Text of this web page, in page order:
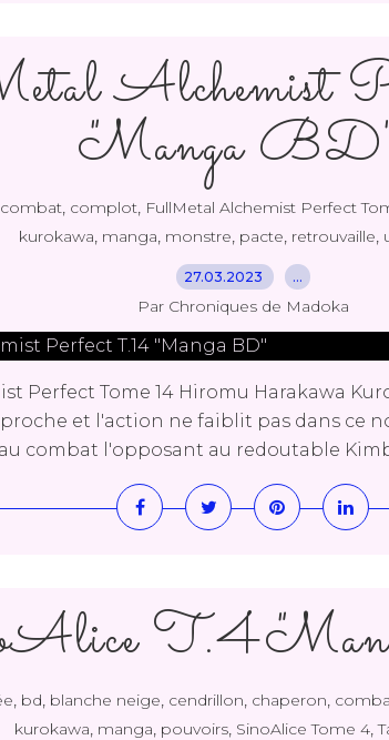
Alchemist
"Manga
combat, complot, FullMetal Alchemist Perfect
kurokawa, manga, monstre, pacte, retrouvaille,
27.03.2023 …
Par Chroniques de Madoka
Perfect Tome 14 Hiromu Harakawa
et l'action ne faiblit pas dans ce
combat l'opposant au redoutable
T.4
, bd, blanche neige, cendrillon, chaperon,
kurokawa, manga, pouvoirs, SinoAlice Tome 4,